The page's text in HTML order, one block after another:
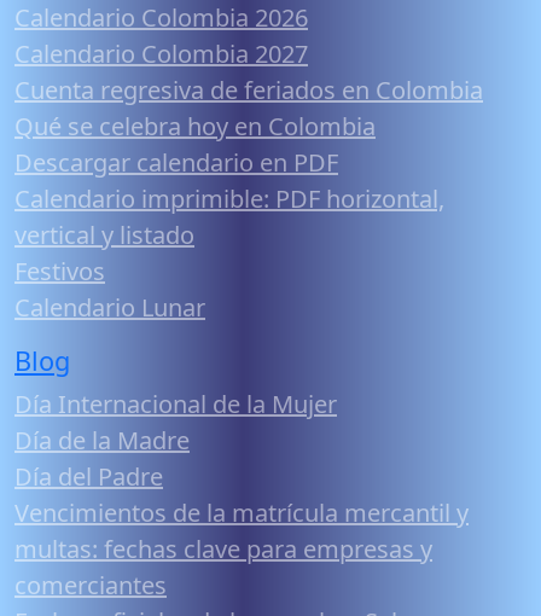
Calendario Colombia 2026
Calendario Colombia 2027
Cuenta regresiva de feriados en Colombia
Qué se celebra hoy en Colombia
Descargar calendario en PDF
Calendario imprimible: PDF horizontal,
vertical y listado
Festivos
Calendario Lunar
Blog
Día Internacional de la Mujer
Día de la Madre
Día del Padre
Vencimientos de la matrícula mercantil y
multas: fechas clave para empresas y
comerciantes